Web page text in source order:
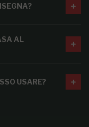
AL
USARE?